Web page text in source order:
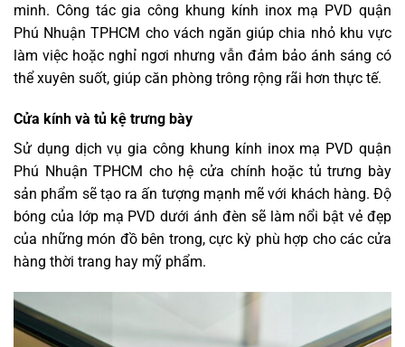
minh. Công tác gia công khung kính inox mạ PVD quận
Phú Nhuận TPHCM cho vách ngăn giúp chia nhỏ khu vực
làm việc hoặc nghỉ ngơi nhưng vẫn đảm bảo ánh sáng có
thể xuyên suốt, giúp căn phòng trông rộng rãi hơn thực tế.
Cửa kính và tủ kệ trưng bày
Sử dụng dịch vụ gia công khung kính inox mạ PVD quận
Phú Nhuận TPHCM cho hệ cửa chính hoặc tủ trưng bày
sản phẩm sẽ tạo ra ấn tượng mạnh mẽ với khách hàng. Độ
bóng của lớp mạ PVD dưới ánh đèn sẽ làm nổi bật vẻ đẹp
của những món đồ bên trong, cực kỳ phù hợp cho các cửa
hàng thời trang hay mỹ phẩm.